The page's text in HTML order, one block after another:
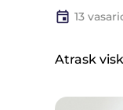
13
Atrask